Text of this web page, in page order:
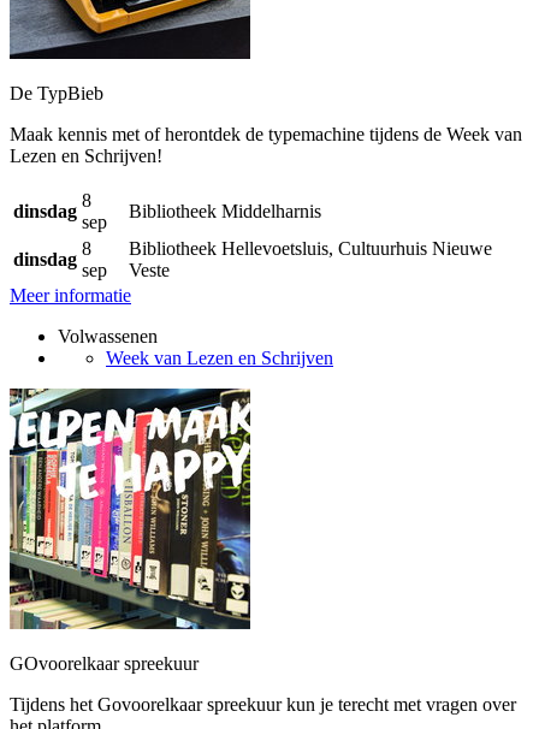
De TypBieb
Maak kennis met of herontdek de typemachine tijdens de Week van
Lezen en Schrijven!
dinsdag
8
sep
Bibliotheek Middelharnis
dinsdag
8
sep
Bibliotheek Hellevoetsluis, Cultuurhuis Nieuwe
Veste
Meer informatie
Volwassenen
Week van Lezen en Schrijven
GOvoorelkaar spreekuur
Tijdens het Govoorelkaar spreekuur kun je terecht met vragen over